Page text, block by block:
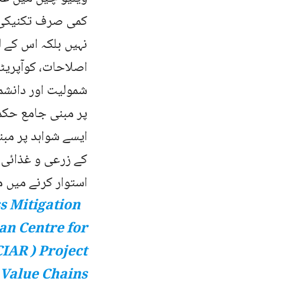
کمی صرف
نہیں بلکہ اس کے
اصلاحات،
شمولیت اور
پر مبنی جامع
ایسے شواہد پر
کے زرعی و غذائی
استوار کرنے
Mitigation
Centre for
) Project
Chains